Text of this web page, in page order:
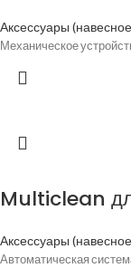
Аксессуары
Механическое
Multiclean
Аксессуары
Автоматическая